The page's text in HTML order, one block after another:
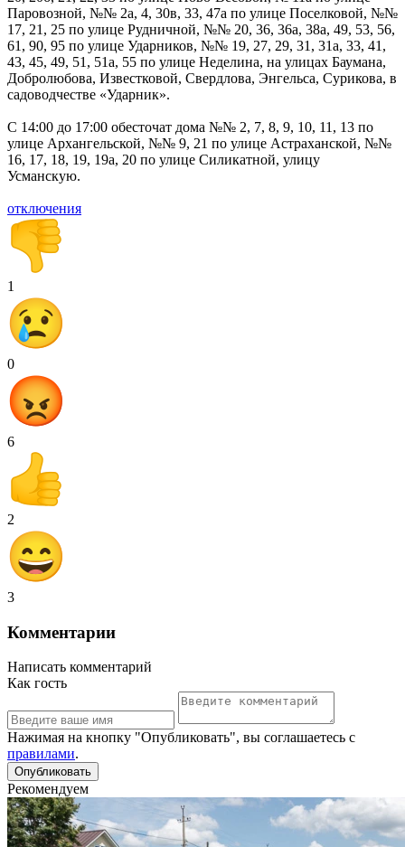
Паровозной, №№ 2а, 4, 30в, 33, 47а по улице Поселковой, №№
17, 21, 25 по улице Рудничной, №№ 20, 36, 36а, 38а, 49, 53, 56,
61, 90, 95 по улице Ударников, №№ 19, 27, 29, 31, 31а, 33, 41,
43, 45, 49, 51, 51а, 55 по улице Неделина, на улицах Баумана,
Добролюбова, Известковой, Свердлова, Энгельса, Сурикова, в
садоводчестве «Ударник».
С 14:00 до 17:00 обесточат дома №№ 2, 7, 8, 9, 10, 11, 13 по
улице Архангельской, №№ 9, 21 по улице Астраханской, №№
16, 17, 18, 19, 19а, 20 по улице Силикатной, улицу
Усманскую.
отключения
1
0
6
2
3
Комментарии
Написать комментарий
Как гость
Нажимая на кнопку "Опубликовать", вы соглашаетесь с
правилами.
Рекомендуем